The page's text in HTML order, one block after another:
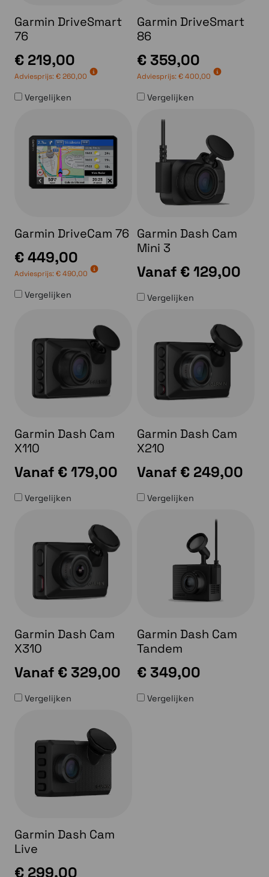
Garmin DriveSmart
76
€ 219,00
Adviesprijs:€ 260,00
Vergelijken
Garmin DriveSmart
86
€ 359,00
Adviesprijs:€ 400,00
Vergelijken
Garmin DriveCam 76
€ 449,00
Adviesprijs:€ 490,00
Vergelijken
Garmin Dash Cam
Mini 3
Vanaf € 129,00
Vergelijken
Garmin Dash Cam
X110
Vanaf € 179,00
Vergelijken
Garmin Dash Cam
X210
Vanaf € 249,00
Vergelijken
Garmin Dash Cam
X310
Vanaf € 329,00
Vergelijken
Garmin Dash Cam
Tandem
€ 349,00
Vergelijken
Garmin Dash Cam
Live
€ 299,00